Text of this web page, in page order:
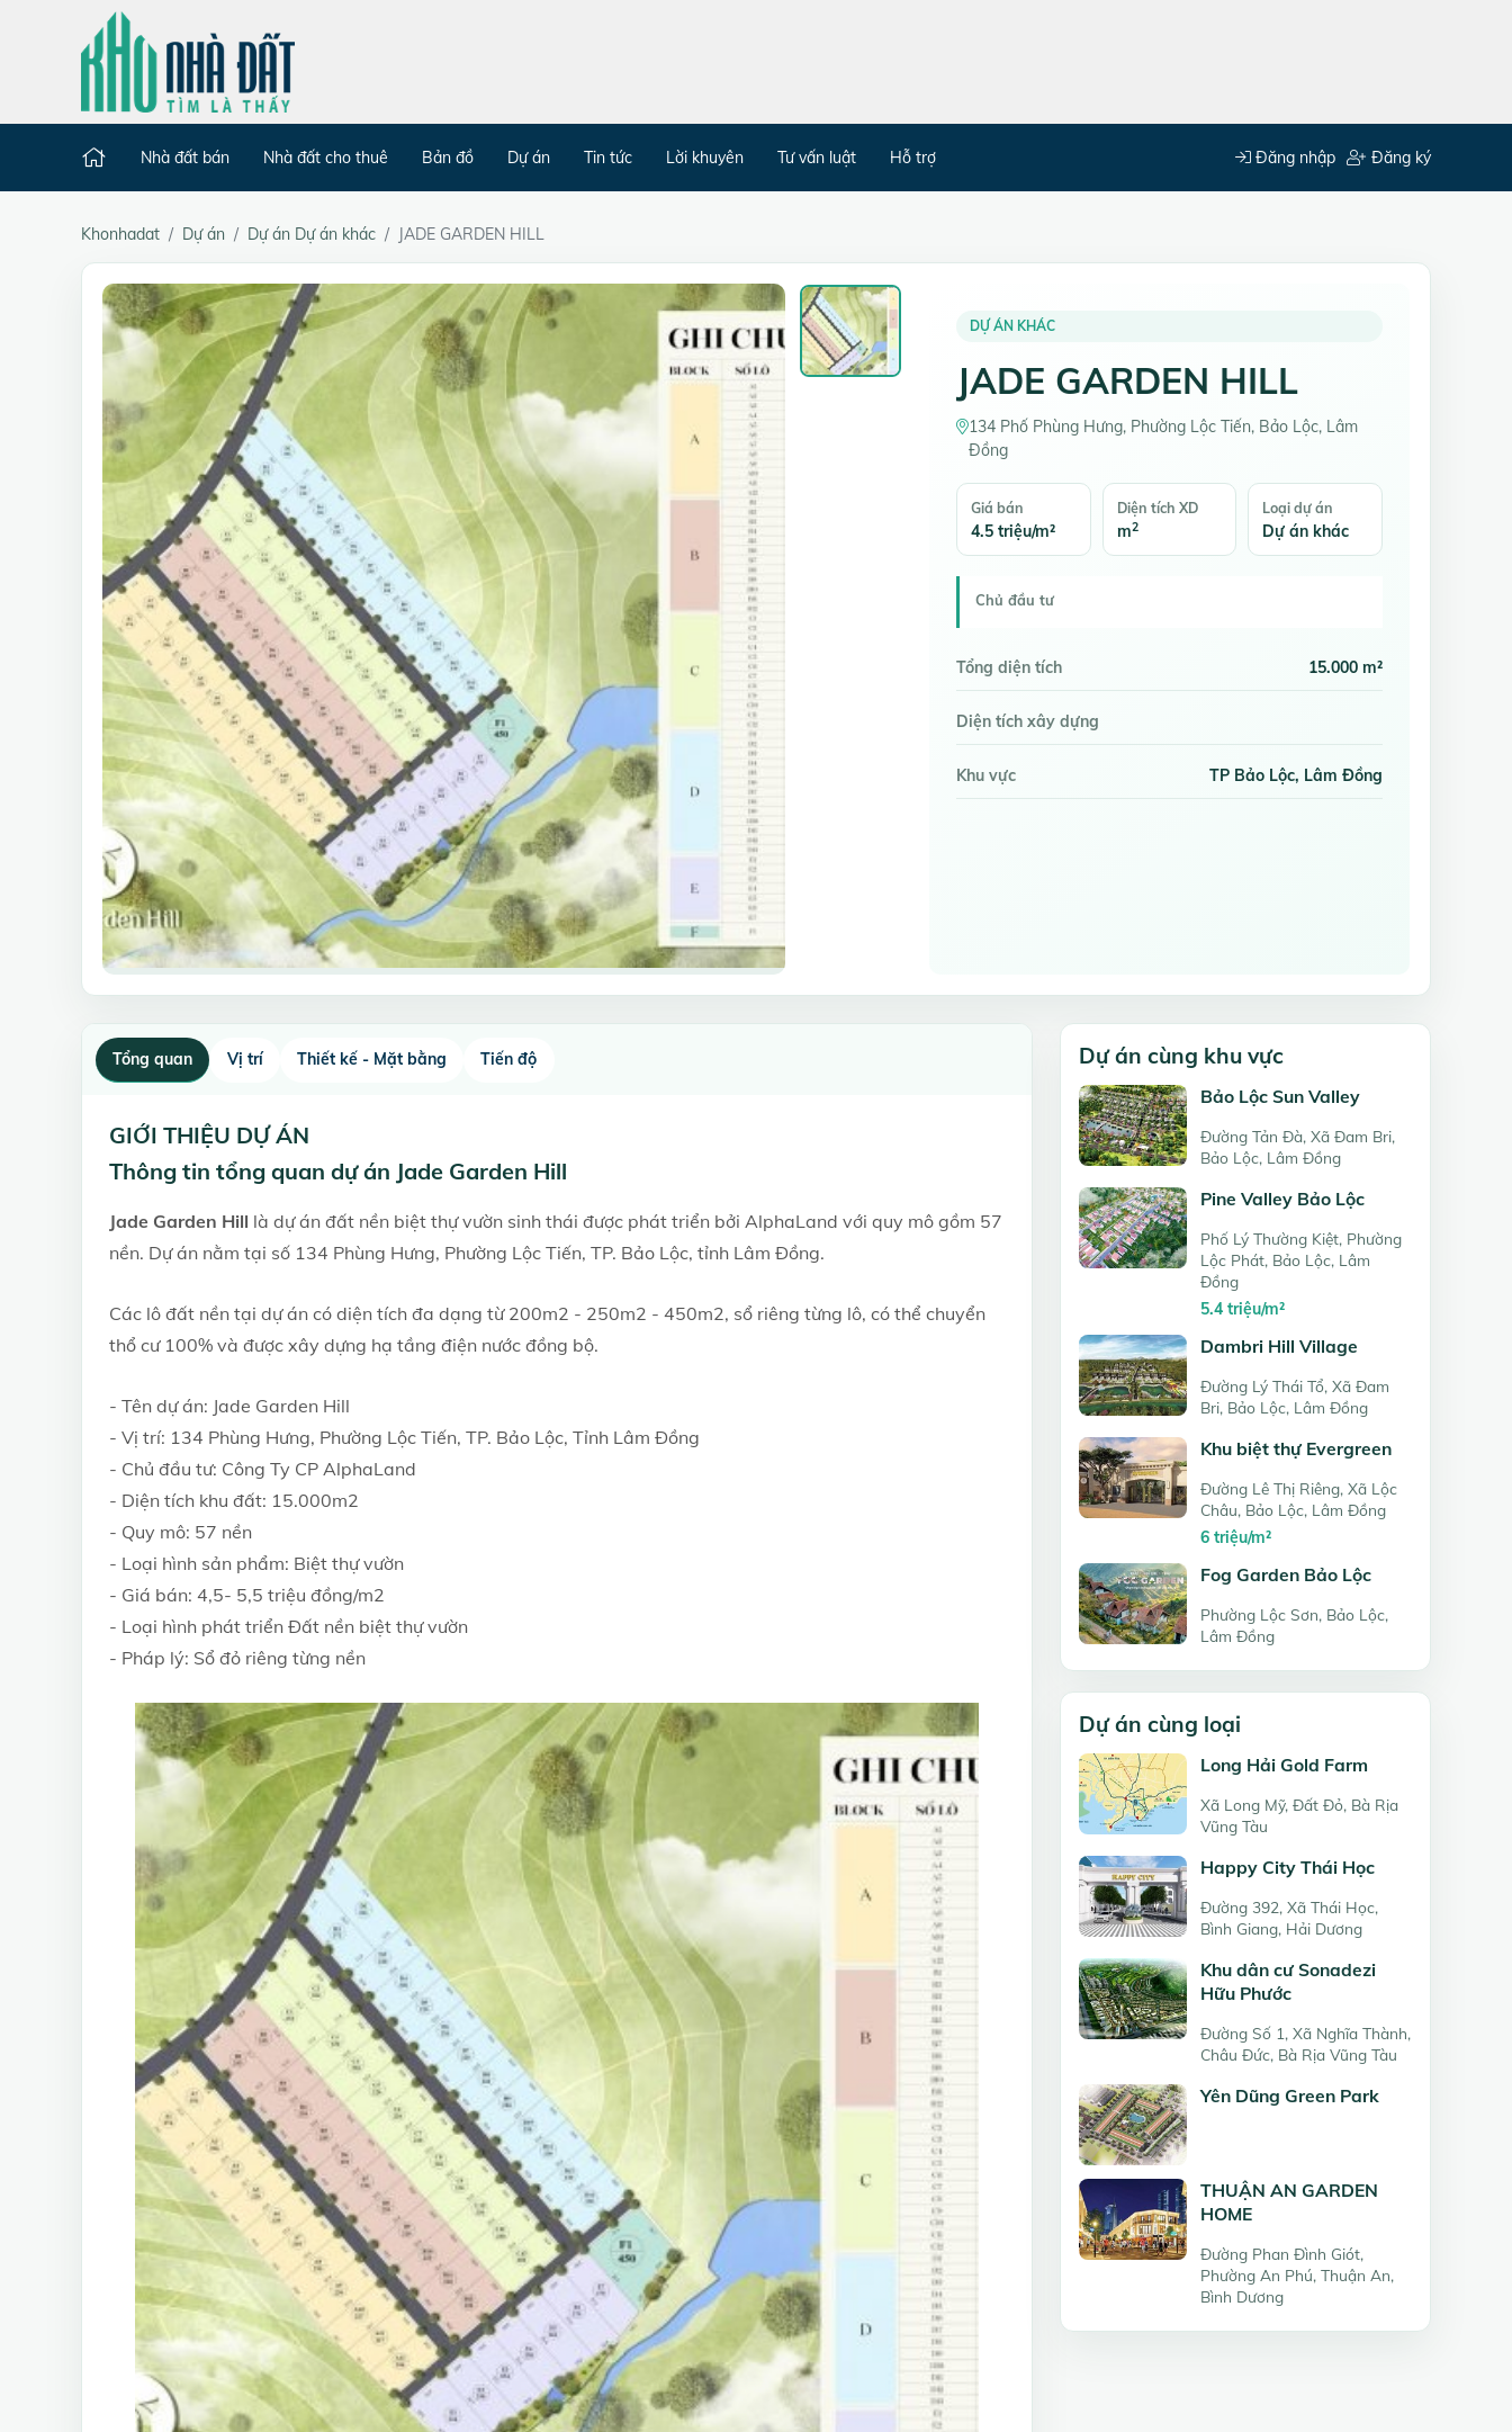
Nhà đất bán Nhà đất cho thuê Bản đồ Dự án Tin tức Lời khuyên Tư vấn luật Hỗ trợ Đăng nhập Đăng ký
Khonhadat Dự án Dự án Dự án khác JADE GARDEN HILL
DỰ ÁN KHÁC
JADE GARDEN HILL
134 Phố Phùng Hưng, Phường Lộc Tiến, Bảo Lộc, Lâm
Đồng
Giá bán
4.5 triệu/m²
Diện tích XD
m2
Loại dự án
Dự án khác
Chủ đầu tư
Tổng diện tích 15.000 m²
Diện tích xây dựng
Khu vực TP Bảo Lộc, Lâm Đồng
Tổng quan Vị trí Thiết kế - Mặt bằng Tiến độ
GIỚI THIỆU DỰ ÁN
Thông tin tổng quan dự án Jade Garden Hill
Jade Garden Hill là dự án đất nền biệt thự vườn sinh thái được phát triển bởi AlphaLand với quy mô gồm 57
nền. Dự án nằm tại số 134 Phùng Hưng, Phường Lộc Tiến, TP. Bảo Lộc, tỉnh Lâm Đồng.
Các lô đất nền tại dự án có diện tích đa dạng từ 200m2 - 250m2 - 450m2, sổ riêng từng lô, có thể chuyển
thổ cư 100% và được xây dựng hạ tầng điện nước đồng bộ.
- Tên dự án: Jade Garden Hill
- Vị trí: 134 Phùng Hưng, Phường Lộc Tiến, TP. Bảo Lộc, Tỉnh Lâm Đồng
- Chủ đầu tư: Công Ty CP AlphaLand
- Diện tích khu đất: 15.000m2
- Quy mô: 57 nền
- Loại hình sản phẩm: Biệt thự vườn
- Giá bán: 4,5- 5,5 triệu đồng/m2
- Loại hình phát triển Đất nền biệt thự vườn
- Pháp lý: Sổ đỏ riêng từng nền
Dự án cùng khu vực
Bảo Lộc Sun Valley
Đường Tản Đà, Xã Đam Bri,
Bảo Lộc, Lâm Đồng
Pine Valley Bảo Lộc
Phố Lý Thường Kiệt, Phường
Lộc Phát, Bảo Lộc, Lâm
Đồng
5.4 triệu/m²
Dambri Hill Village
Đường Lý Thái Tổ, Xã Đam
Bri, Bảo Lộc, Lâm Đồng
Khu biệt thự Evergreen
Đường Lê Thị Riêng, Xã Lộc
Châu, Bảo Lộc, Lâm Đồng
6 triệu/m²
Fog Garden Bảo Lộc
Phường Lộc Sơn, Bảo Lộc,
Lâm Đồng
Dự án cùng loại
Long Hải Gold Farm
Xã Long Mỹ, Đất Đỏ, Bà Rịa
Vũng Tàu
Happy City Thái Học
Đường 392, Xã Thái Học,
Bình Giang, Hải Dương
Khu dân cư Sonadezi
Hữu Phước
Đường Số 1, Xã Nghĩa Thành,
Châu Đức, Bà Rịa Vũng Tàu
Yên Dũng Green Park
THUẬN AN GARDEN
HOME
Đường Phan Đình Giót,
Phường An Phú, Thuận An,
Bình Dương